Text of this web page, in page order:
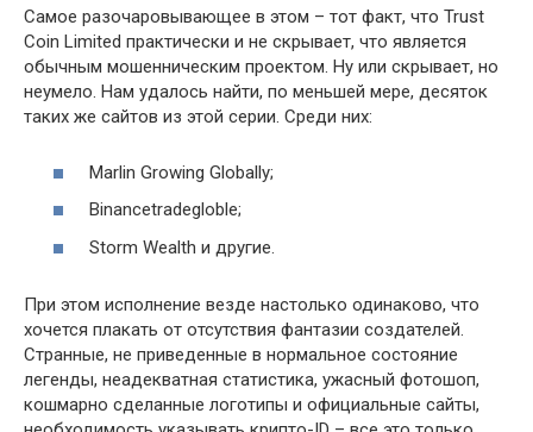
Самое разочаровывающее в этом – тот факт, что Trust
Coin Limited практически и не скрывает, что является
обычным мошенническим проектом. Ну или скрывает, но
неумело. Нам удалось найти, по меньшей мере, десяток
таких же сайтов из этой серии. Среди них:
Marlin Growing Globally;
Binancetradegloble;
Storm Wealth и другие.
При этом исполнение везде настолько одинаково, что
хочется плакать от отсутствия фантазии создателей.
Странные, не приведенные в нормальное состояние
легенды, неадекватная статистика, ужасный фотошоп,
кошмарно сделанные логотипы и официальные сайты,